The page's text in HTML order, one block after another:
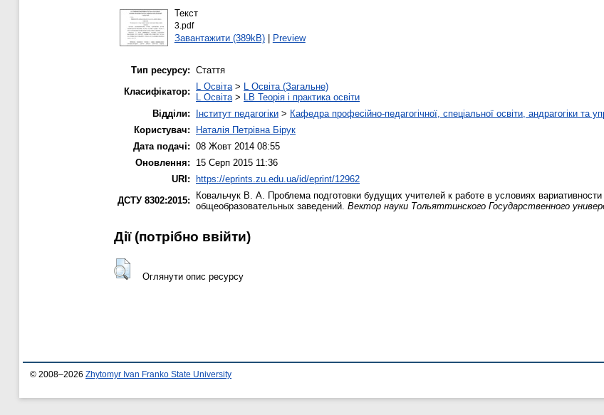
Текст
3.pdf
Завантажити (389kB)| Preview
Тип ресурсу: Стаття
Класифікатор:
L Освіта> L Освіта (Загальне)
L Освіта> LB Теорія і практика освіти
Відділи:
Інститут педагогіки > Кафедра професійно-педагогічної, спеціальної освіти, андрагогіки та
Користувач:
Наталія Петрівна Бірук
Дата подачі: 08 Жовт 2014 08:55
Оновлення:
15 Серп 2015 11:36
URI:
https://eprints.zu.edu.ua/id/eprint/12962
ДСТУ 8302:2015:
Ковальчук В. А. Проблема подготовки будущих учителей к работе в условиях
общеобразовательных заведений. Вектор науки Тольяттинского Государственного
Дії ​​(потрібно ввійти)
Оглянути опис ресурсу
© 2008–2026 Zhytomyr Ivan Franko State University